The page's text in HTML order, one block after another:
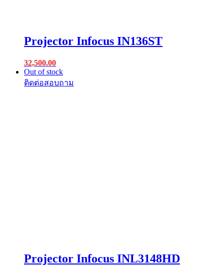
Projector Infocus IN136ST
32,500.00
Out of stock
Projector Infocus INL3148HD